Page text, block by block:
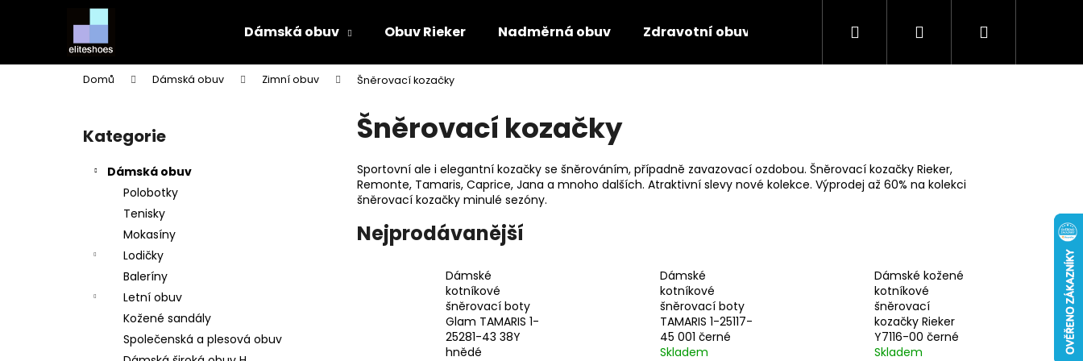
Dámská obuv Obuv Rieker Nadměrná obuv Zdravotní obuv Rieker Výprodej AKCE týdne
Hledat PřihlášeníNákupní
Domů Dámská obuv Zimní obuv Šněrovací kozačky
Přeskočit
kategorie
Kategorie
Dámská obuv
Polobotky
Tenisky
Mokasíny
Lodičky
Baleríny
Letní obuv
Kožené sandály
Společenská a plesová obuv
Šněrovací kozačky
Sportovní ale i elegantní kozačky se šněrováním, případně zavazovací ozdobou. Šněrovací kozačky Rieker,
Remonte, Tamaris, Caprice, Jana a mnoho dalších. Atraktivní slevy nové kolekce. Výprodej až 60% na kolekci
šněrovací kozačky minulé sezóny.
Nejprodávanější
Dámské
kotníkové
šněrovací boty
Glam TAMARIS 1-
25281-43 38Y
hnědé
Dámské
kotníkové
šněrovací boty
TAMARIS 1-25117-
45 001 černé
Skladem
Dámské kožené
kotníkové
šněrovací
kozačky Rieker
Y7116-00 černé
Skladem
í
Zpět
do
obchodu
Zpět
do
obchodu
Co potřebujete najít?
HLEDAT
Doporučujeme
Následující